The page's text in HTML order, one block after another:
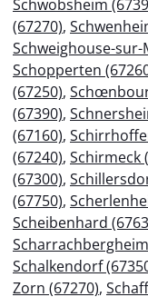
Schwobsheim
(67270),
Schweighouse-sur-
Schopperten
(67250),
(67390),
(67160),
(67240), Schirmeck
(67300),
(67750),
Scheibenhard
Schalkendorf
Zorn (67270),